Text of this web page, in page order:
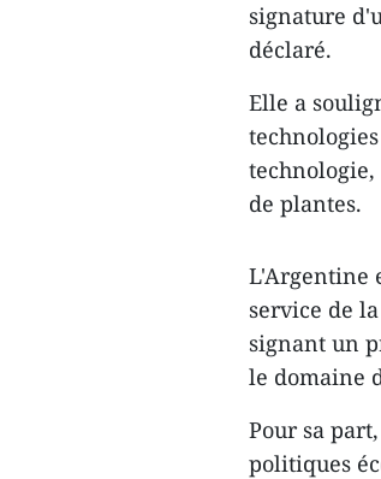
signature
déclaré.
Elle a
de plantes.
L'Argentine
service de
signant un
le domaine
Pour sa
politiques